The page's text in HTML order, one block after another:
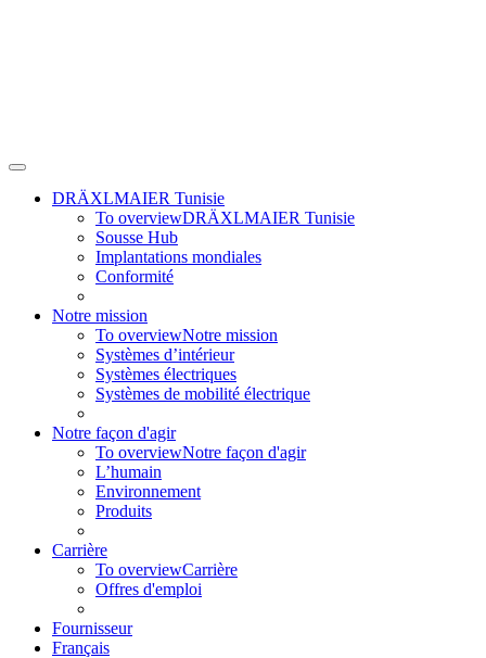
DRÄXLMAIER Tunisie
To overviewDRÄXLMAIER Tunisie
Sousse Hub
Implantations mondiales
Conformité
Notre mission
To overviewNotre mission
Systèmes d’intérieur
Systèmes électriques
Systèmes de mobilité électrique
Notre façon d'agir
To overviewNotre façon d'agir
L’humain
Environnement
Produits
Carrière
To overviewCarrière
Offres d'emploi
Fournisseur
Français